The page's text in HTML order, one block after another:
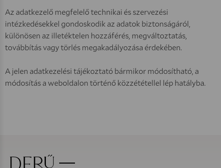
Az adatkezelő megfelelő technikai és szervezési
intézkedésekkel gondoskodik az adatok biztonságáról,
különösen az illetéktelen hozzáférés, megváltoztatás,
továbbítás vagy törlés megakadályozása érdekében.
A jelen adatkezelési tájékoztató bármikor módosítható, a
módosítás a weboldalon történő közzététellel lép hatályba.